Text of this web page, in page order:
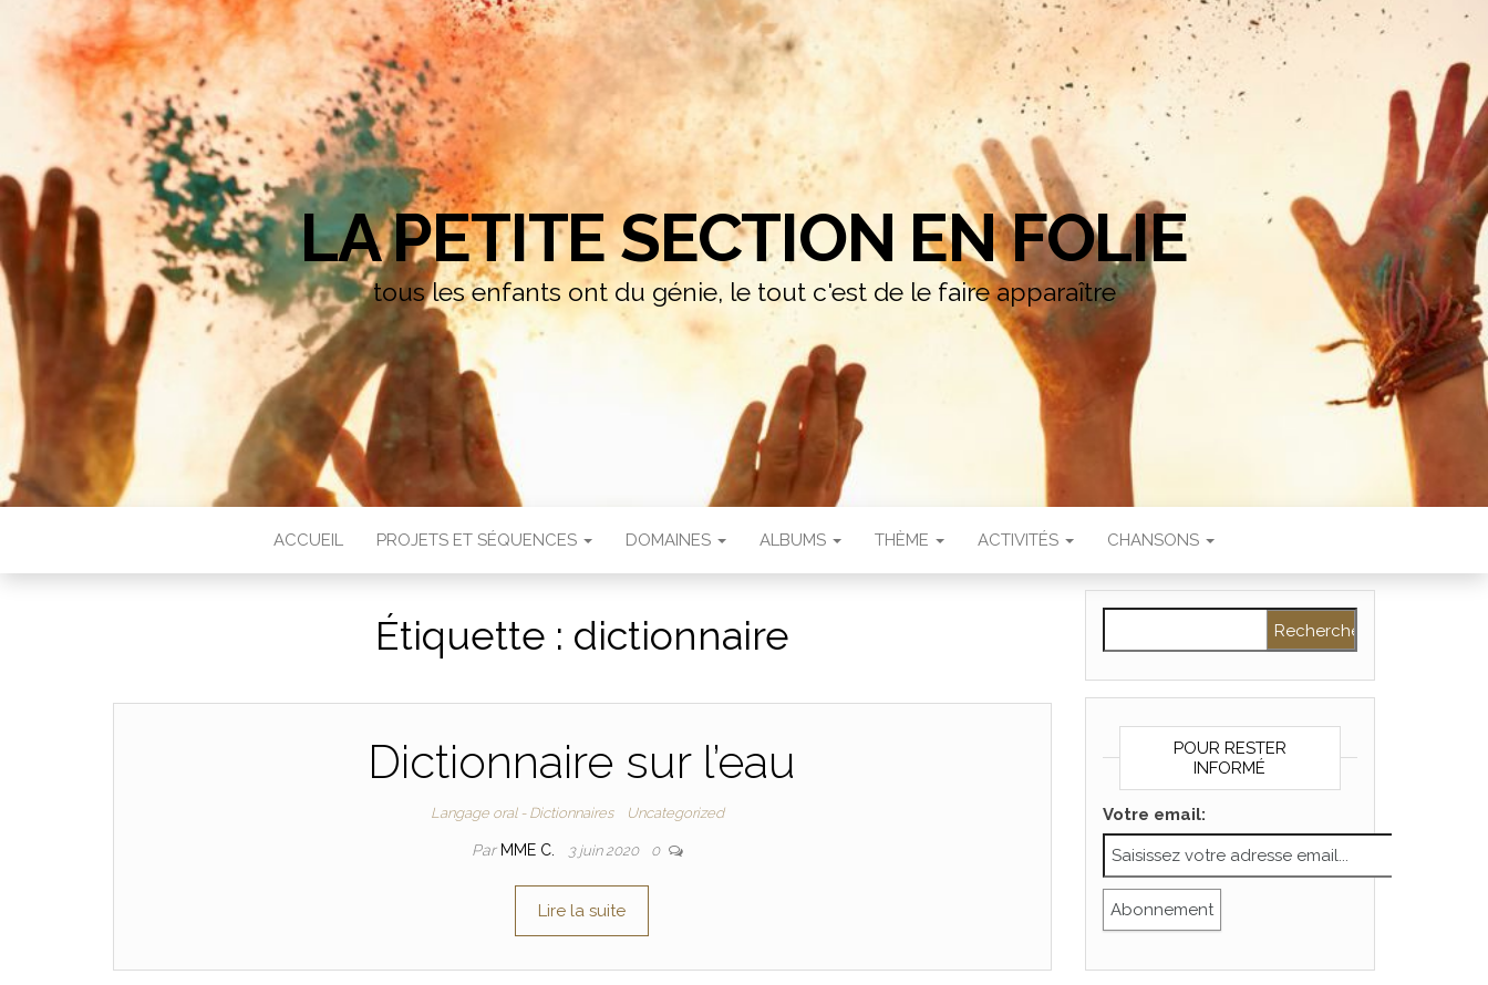
LA PETITE SECTION EN FOLIE
tous les enfants ont du génie, le tout c'est de le faire apparaître
ACCUEIL PROJETS ET SÉQUENCES DOMAINES ALBUMS THÈME ACTIVITÉS CHANSONS
Étiquette : dictionnaire
Dictionnaire sur l’eau
Langage oral - Dictionnaires Uncategorized
Par MME C. 3 juin 2020 0
Lire la suite
POUR RESTER
INFORMÉ
Votre email: